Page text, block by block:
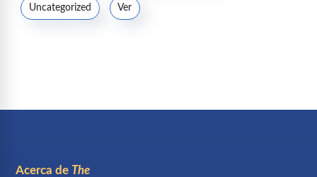
Uncategorized Ver
Acerca de The